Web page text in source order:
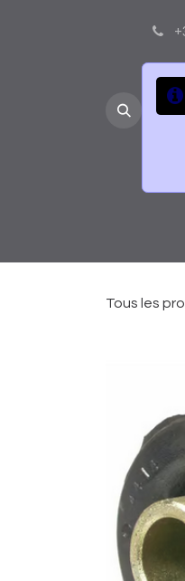
Tous les